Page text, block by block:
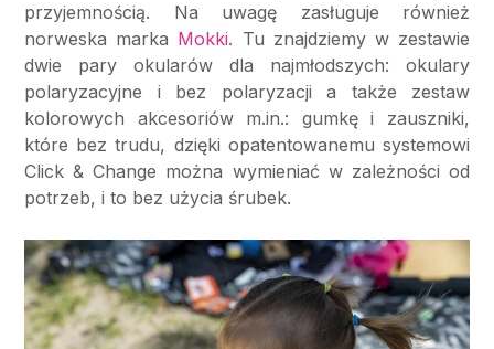
przyjemnością. Na uwagę zasługuje również
norweska marka Mokki. Tu znajdziemy w zestawie
dwie pary okularów dla najmłodszych: okulary
polaryzacyjne i bez polaryzacji a także zestaw
kolorowych akcesoriów m.in.: gumkę i zauszniki,
które bez trudu, dzięki opatentowanemu systemowi
Click & Change można wymieniać w zależności od
potrzeb, i to bez użycia śrubek.